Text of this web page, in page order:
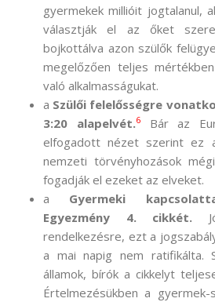
gyermekek millióit jogtalanul,
választják el az őket
bojkottálva azon szülők
megelőzően teljes
való alkalmasságukat.
a Szülői felelősségre
3:20 alapelvét.6Bár az
elfogadott nézet szerint ez
nemzeti törvényhozások
fogadják el ezeket az elveket.
a Gyermeki
Egyezmény 4. cikkét.
rendelkezésre, ezt a
a mai napig nem ratifikálta.
államok, bírók a cikkelyt
Értelmezésükben a